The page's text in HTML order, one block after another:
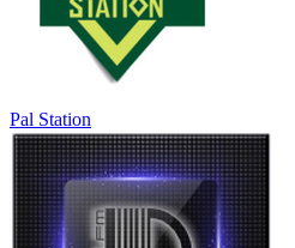
Pal Station